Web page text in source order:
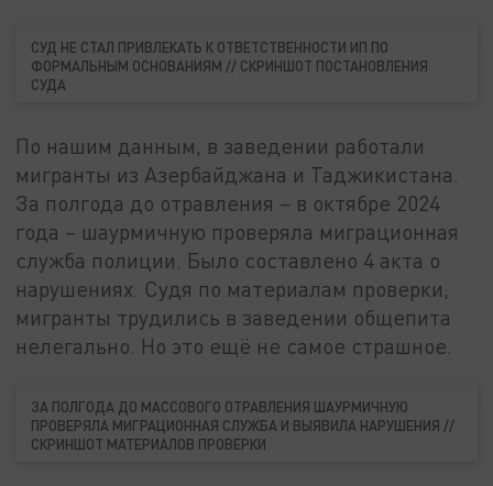
СУД НЕ СТАЛ ПРИВЛЕКАТЬ К ОТВЕТСТВЕННОСТИ ИП ПО
ФОРМАЛЬНЫМ ОСНОВАНИЯМ // СКРИНШОТ ПОСТАНОВЛЕНИЯ
СУДА
По нашим данным, в заведении работали
мигранты из Азербайджана и Таджикистана.
За полгода до отравления – в октябре 2024
года – шаурмичную проверяла миграционная
служба полиции. Было составлено 4 акта о
нарушениях. Судя по материалам проверки,
мигранты трудились в заведении общепита
нелегально. Но это ещё не самое страшное.
ЗА ПОЛГОДА ДО МАССОВОГО ОТРАВЛЕНИЯ ШАУРМИЧНУЮ
ПРОВЕРЯЛА МИГРАЦИОННАЯ СЛУЖБА И ВЫЯВИЛА НАРУШЕНИЯ //
СКРИНШОТ МАТЕРИАЛОВ ПРОВЕРКИ